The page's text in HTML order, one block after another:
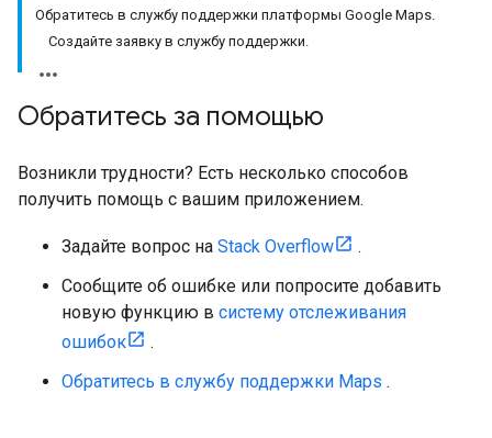
Обратитесь в службу поддержки платформы Google Maps.
Создайте заявку в службу поддержки.
Обратитесь за помощью
Возникли трудности? Есть несколько способов
получить помощь с вашим приложением.
Задайте вопрос на Stack Overflow
.
Сообщите об ошибке или попросите добавить
новую функцию в систему отслеживания
ошибок
.
Обратитесь в службу поддержки Maps .